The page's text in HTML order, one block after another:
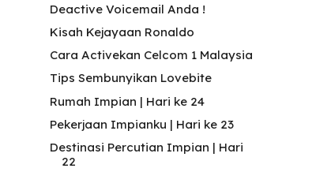
Deactive Voicemail Anda !
Kisah Kejayaan Ronaldo
Cara Activekan Celcom 1 Malaysia
Tips Sembunyikan Lovebite
Rumah Impian | Hari ke 24
Pekerjaan Impianku | Hari ke 23
Destinasi Percutian Impian | Hari
22